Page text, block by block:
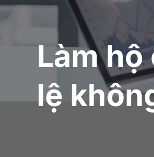
Làm
lệ